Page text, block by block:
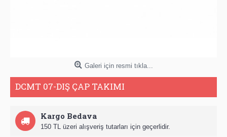
Galeri için resmi tıkla...
DCMT 07-DIŞ ÇAP TAKIMI
Kargo Bedava
150 TL üzeri alışveriş tutarları için geçerlidir.